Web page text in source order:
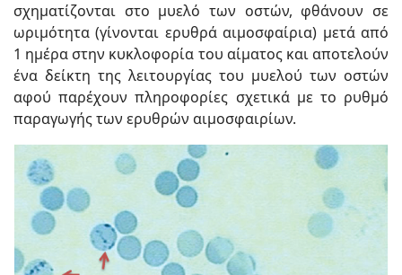
σχηματίζονται στο μυελό των οστών, φθάνουν σε
ωριμότητα (γίνονται ερυθρά αιμοσφαίρια) μετά από
1 ημέρα στην κυκλοφορία του αίματος και αποτελούν
ένα δείκτη της λειτουργίας του μυελού των οστών
αφού παρέχουν πληροφορίες σχετικά με το ρυθμό
παραγωγής των ερυθρών αιμοσφαιρίων.